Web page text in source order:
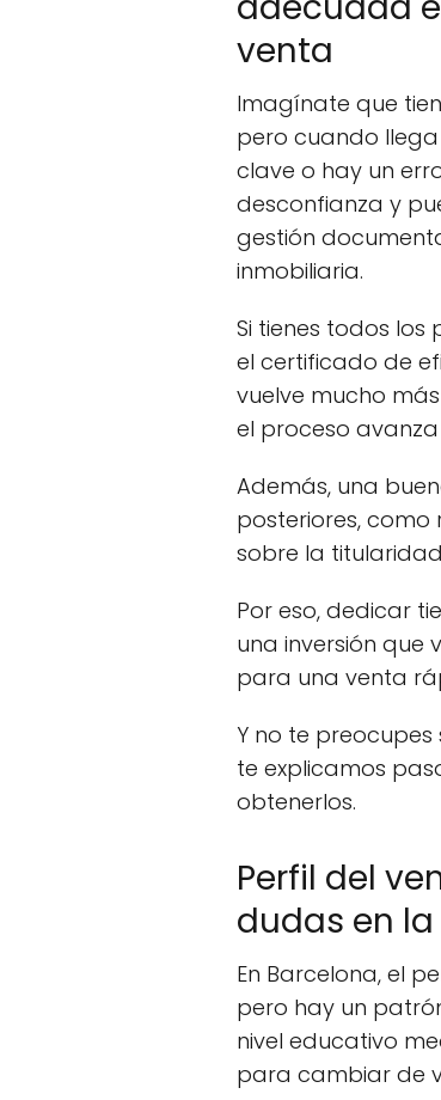
venta
Imagínate que
pero cuando
clave o hay un
desconfianza y
gestión
inmobiliaria.
Si tienes todos
el certificado de
vuelve mucho
el proceso
Además, una
posteriores,
sobre la
Por eso, dedicar
una inversión que
para una venta
Y no te
te explicamos
obtenerlos.
Perfil del
dudas en
En Barcelona, el
pero hay un
nivel educativo
para cambiar de